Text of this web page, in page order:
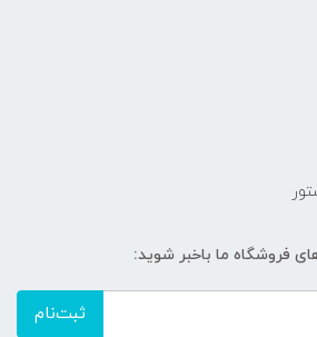
فروشگاه ما باخبر شوید:
ثبت‌نام